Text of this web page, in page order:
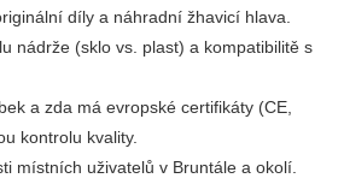
díly a náhradní žhavicí hlava.
nádrže (sklo vs. plast) a kompatibilitě s
a zda má evropské certifikáty (CE,
kontrolu kvality.
místních uživatelů v Bruntále a okolí.